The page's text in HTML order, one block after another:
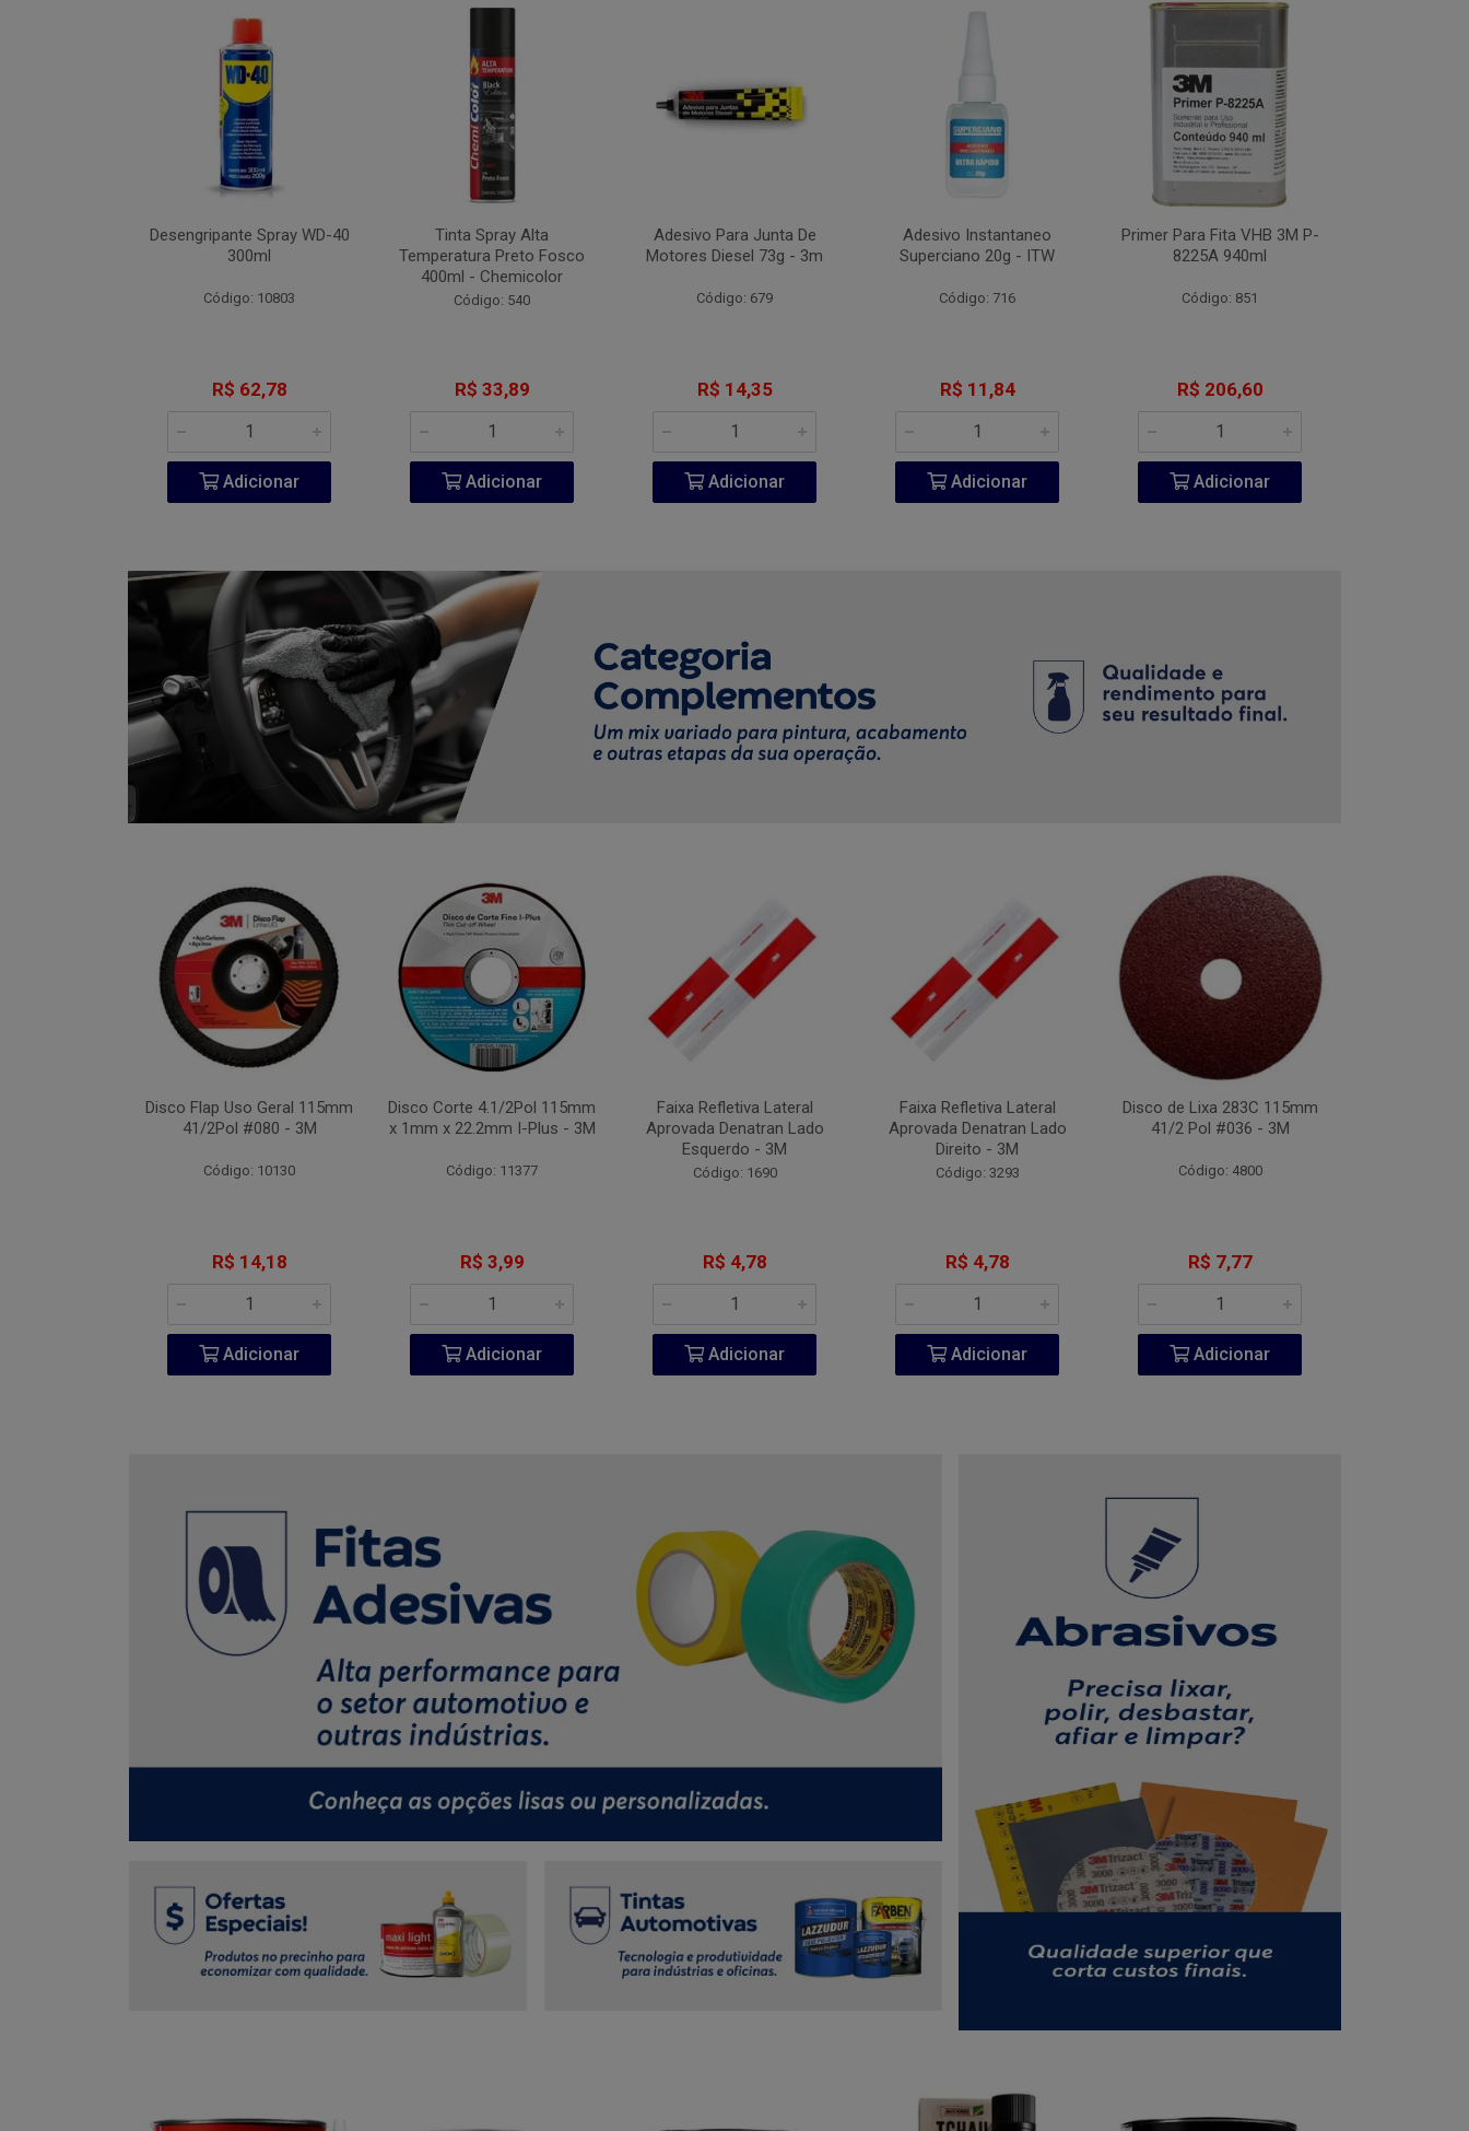
Desengripante Spray WD-40
300ml
Código: 10803
R$ 62,78
Adicionar
Tinta Spray Alta
Temperatura Preto Fosco
400ml - Chemicolor
Código: 540
R$ 33,89
Adicionar
Adesivo Para Junta De
Motores Diesel 73g - 3m
Código: 679
R$ 14,35
Adicionar
Adesivo Instantaneo
Superciano 20g - ITW
Código: 716
R$ 11,84
Adicionar
Primer Para Fita VHB 3M P-
8225A 940ml
Código: 851
R$ 206,60
Adicionar
Disco Flap Uso Geral 115mm
41/2Pol #080 - 3M
Código: 10130
R$ 14,18
Adicionar
Disco Corte 4.1/2Pol 115mm
x 1mm x 22.2mm I-Plus - 3M
Código: 11377
R$ 3,99
Adicionar
Faixa Refletiva Lateral
Aprovada Denatran Lado
Esquerdo - 3M
Código: 1690
R$ 4,78
Adicionar
Faixa Refletiva Lateral
Aprovada Denatran Lado
Direito - 3M
Código: 3293
R$ 4,78
Adicionar
Disco de Lixa 283C 115mm
41/2 Pol #036 - 3M
Código: 4800
R$ 7,77
Adicionar